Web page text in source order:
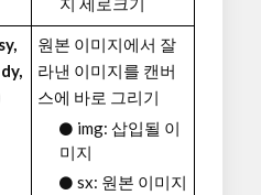
원본 이미지에서 잘
라낸 이미지를 캔버
스에 바로 그리기
img: 삽입될 이
미지
sx: 원본 이미지